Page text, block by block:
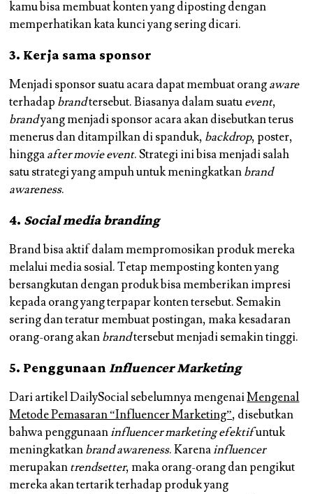
kamu bisa membuat konten yang diposting dengan
memperhatikan kata kunci yang sering dicari.
3. Kerja sama sponsor
Menjadi sponsor suatu acara dapat membuat orangaware
terhadap brandtersebut. Biasanya dalam suatuevent,
brandyang menjadi sponsor acara akan disebutkan terus
menerus dan ditampilkan di spanduk, backdrop, poster,
hinggaafter movie event. Strategi ini bisa menjadi salah
satu strategi yang ampuh untuk meningkatkanbrand
awareness.
4. Social media branding
Brand bisa aktif dalam mempromosikan produk mereka
melalui media sosial. Tetap memposting konten yang
bersangkutan dengan produk bisa memberikan impresi
kepada orang yang terpapar konten tersebut. Semakin
sering dan teratur membuat postingan, maka kesadaran
orang-orang akanbrandtersebut menjadi semakin tinggi.
5. Penggunaan Influencer Marketing
Dari artikel DailySocial sebelumnya mengenaiMengenal
Metode Pemasaran “Influencer Marketing”, disebutkan
bahwa penggunaaninfluencer marketing efektifuntuk
meningkatkanbrand awareness. Karenainfluencer
merupakantrendsetter, maka orang-orang dan pengikut
mereka akan tertarik terhadap produk yang